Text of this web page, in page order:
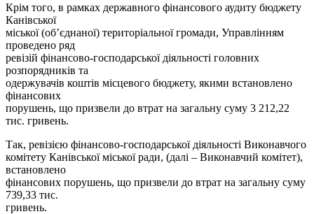
Крім того, в рамках державного фінансового аудиту бюджету
Канівської
міської (об’єднаної) територіальної громади, Управлінням
проведено ряд
ревізій фінансово-господарської діяльності головних
розпорядників та
одержувачів коштів місцевого бюджету, якими встановлено
фінансових
порушень, що призвели до втрат на загальну суму 3 212,22
тис. гривень.
Так, ревізією фінансово-господарської діяльності Виконавчого
комітету Канівської міської ради, (далі – Виконавчий комітет),
встановлено
фінансових порушень, що призвели до втрат на загальну суму
739,33 тис.
гривень.